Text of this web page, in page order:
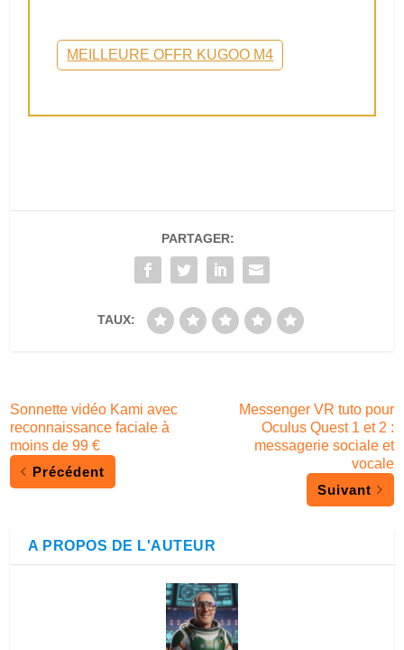
MEILLEURE OFFR KUGOO M4
PARTAGER:
TAUX:
Sonnette vidéo Kami avec
reconnaissance faciale à
moins de 99 €
Précédent
Messenger VR tuto pour
Oculus Quest 1 et 2 :
messagerie sociale et
vocale
Suivant
A PROPOS DE L'AUTEUR